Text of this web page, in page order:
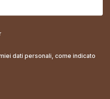
dati personali, come indicato